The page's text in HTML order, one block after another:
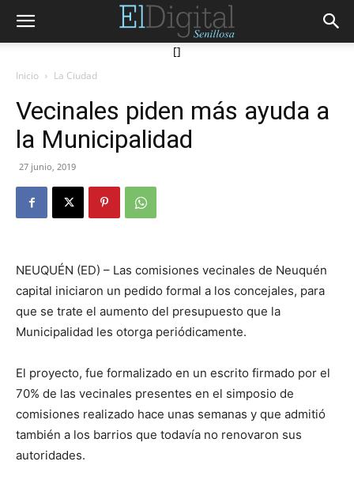
[]
Inicio La Ciudad
Vecinales piden más ayuda a
la Municipalidad
27 junio, 2019
NEUQUÉN (ED) – Las comisiones vecinales de Neuquén
capital iniciaron un pedido formal a los concejales, para
que se trate el aumento del presupuesto que la
Municipalidad les otorga periódicamente.
El proyecto, fue formalizado en un escrito firmado por el
70% de las vecinales presentes en el simposio de
comisiones realizado hace unas semanas y que admitió
también a los barrios que todavía no renovaron sus
autoridades.